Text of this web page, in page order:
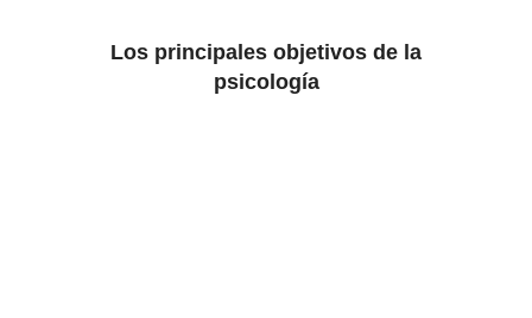
Los principales objetivos de la
psicología